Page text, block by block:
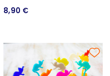
8,90 €